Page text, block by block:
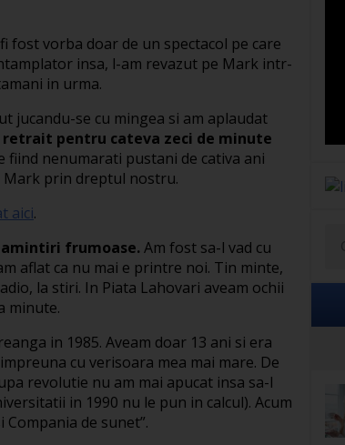
fost vorba doar de un spectacol pe care
insa, l-am revazut pe Mark intr-
in urma.
jucandu-se cu mingea si am aplaudat
retrait pentru cateva zeci de minute
fiind nenumarati pustani de cativa ani
Mark prin dreptul nostru.
aici.
amintiri frumoase. Am fost sa-l vad cu
aflat ca nu mai e printre noi. Tin minte,
la stiri. In Piata Lahovari aveam ochii
minute.
in 1985. Aveam doar 13 ani si era
cu verisoara mea mai mare. De
revolutie nu am mai apucat insa sa-l
in 1990 nu le pun in calcul). Acum
Compania de sunet”.